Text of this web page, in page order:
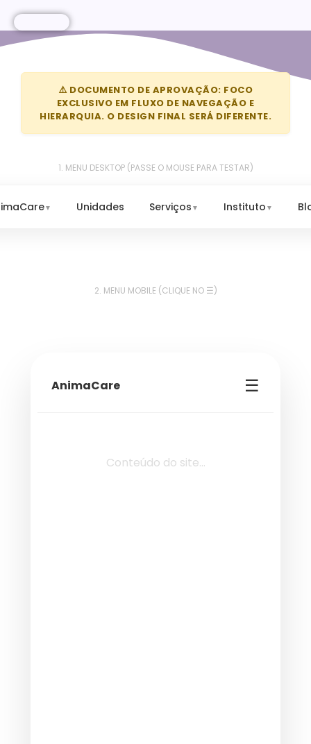
⚠️ DOCUMENTO DE APROVAÇÃO: FOCO
EXCLUSIVO EM FLUXO DE NAVEGAÇÃO E
HIERARQUIA. O DESIGN FINAL SERÁ DIFERENTE.
1. MENU DESKTOP (PASSE O MOUSE PARA TESTAR)
▼ Unidades Serviços ▼ Instituto ▼
2. MENU MOBILE (CLIQUE NO ☰)
AnimaCare ☰
Conteúdo do site...